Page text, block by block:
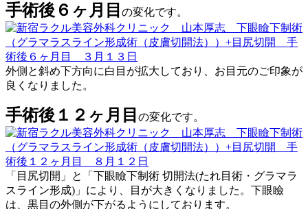
手術後６ヶ月目 の変化です。
外側と斜め下方向に白目が拡大しており、お目元のご印象が
良くなりました。
手術後１２ヶ月目 の変化です。
「目尻切開」と「下眼瞼下制術 切開法(たれ目術・グラマラ
スライン形成)」により、目が大きくなりました。下眼瞼
は、黒目の外側が下がるようにしております。